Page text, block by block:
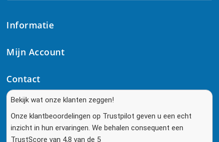
Informatie
Mijn Account
Contact
Bekijk wat onze klanten zeggen!
Onze klantbeoordelingen op Trustpilot geven u een echt
inzicht in hun ervaringen. We behalen consequent een
TrustScore van 4,8 van de 5